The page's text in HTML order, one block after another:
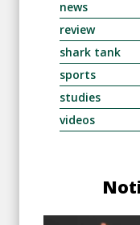
news
review
shark tank
sports
studies
videos